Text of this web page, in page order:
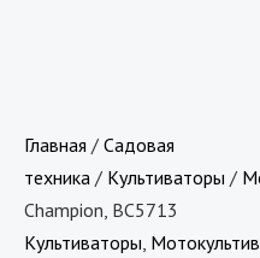
Главная / Садовая
техника / Культиваторы /
Champion, ВC5713
Культиваторы,